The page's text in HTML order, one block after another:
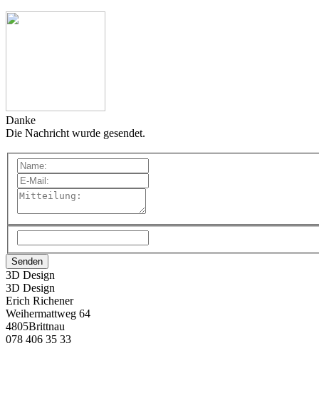
Danke
Die Nachricht wurde gesendet.
3D Design
3D Design
Erich Richener
Weihermattweg 64
4805Brittnau
078 406 35 33